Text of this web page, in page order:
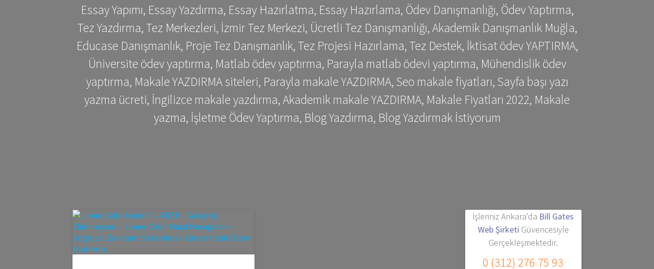
Essay Yapımı, Essay Yazdırma, Essay Hazırlatma, Essay Hazırlama, Ödev Danışmanlığı, Ödev Yaptırma,
Tez Yazdırma, Tez Merkezleri, İzmir Tez Merkezi, Ücretli Tez Danışmanlığı, Akademik Danışmanlık Muğla,
Educase Danışmanlık, Proje Tez Danışmanlık, Tez Projesi Hazırlama, Tez Destek, İktisat ödev YAPTIRMA,
Üniversite ödev yaptırma, Matlab ödev yaptırma, Parayla matlab ödevi yaptırma, Mühendislik ödev
yaptırma, Makale YAZDIRMA siteleri, Parayla makale YAZDIRMA, Seo makale fiyatları, Sayfa başı yazı
yazma ücreti, İngilizce makale yazdırma, Akademik makale YAZDIRMA, Makale Fiyatları 2022, Makale
yazma, İşletme Ödev Yaptırma, Blog Yazdırma, Blog Yazdırmak İstiyorum
İşleriniz Ankara'da Bill Gates
Web Şirketi Güvencesiyle
Gerçekleşmektedir.
0 (312) 276 75 93